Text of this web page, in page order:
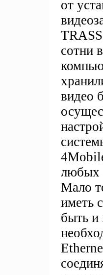
от
сотни
видео
любых
Мало
иметь
быть и